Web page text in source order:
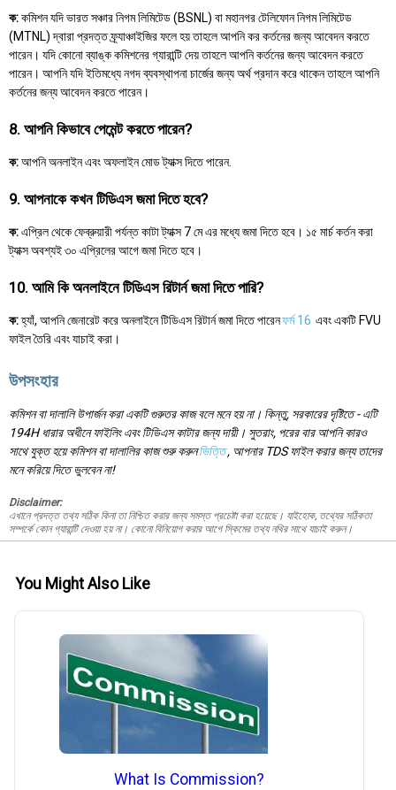
ক:কমিশন যদি ভারত সঞ্চার নিগম লিমিটেড (BSNL) বা মহানগর টেলিফোন নিগম লিমিটেড
(MTNL) দ্বারা প্রদত্ত ফ্র্যাঞ্চাইজির ফলে হয় তাহলে আপনি কর কর্তনের জন্য আবেদন করতে
পারেন। যদি কোনো ব্যাঙ্ক কমিশনের গ্যারান্টি দেয় তাহলে আপনি কর্তনের জন্য আবেদন করতে
পারেন। আপনি যদি ইতিমধ্যে নগদ ব্যবস্থাপনা চার্জের জন্য অর্থ প্রদান করে থাকেন তাহলে আপনি
কর্তনের জন্য আবেদন করতে পারেন।
8. আপনি কিভাবে পেমেন্ট করতে পারেন?
ক:আপনি অনলাইন এবং অফলাইন মোড ট্যাক্স দিতে পারেন.
9. আপনাকে কখন টিডিএস জমা দিতে হবে?
ক:এপ্রিল থেকে ফেব্রুয়ারী পর্যন্ত কাটা ট্যাক্স 7 মে এর মধ্যে জমা দিতে হবে। ১৫ মার্চ কর্তন করা
ট্যাক্স অবশ্যই ৩০ এপ্রিলের আগে জমা দিতে হবে।
10. আমি কি অনলাইনে টিডিএস রিটার্ন জমা দিতে পারি?
ক:হ্যাঁ, আপনি জেনারেট করে অনলাইনে টিডিএস রিটার্ন জমা দিতে পারেনফর্ম 16 এবং একটি FVU
ফাইল তৈরি এবং যাচাই করা।
উপসংহার
কমিশন বা দালালি উপার্জন করা একটি গুরুতর কাজ বলে মনে হয় না। কিন্তু, সরকারের দৃষ্টিতে - এটি
194H ধারার অধীনে ফাইলিং এবং টিডিএস কাটার জন্য দায়ী। সুতরাং, পরের বার আপনি কারও
সাথে যুক্ত হয়ে কমিশন বা দালালির কাজ শুরু করুনভিত্তি, আপনার TDS ফাইল করার জন্য তাদের
মনে করিয়ে দিতে ভুলবেন না!
Disclaimer:
এখানে প্রদত্ত তথ্য সঠিক কিনা তা নিশ্চিত করার জন্য সমস্ত প্রচেষ্টা করা হয়েছে। যাইহোক, তথ্যের সঠিকতা
সম্পর্কে কোন গ্যারান্টি দেওয়া হয় না। কোনো বিনিয়োগ করার আগে স্কিমের তথ্য নথির সাথে যাচাই করুন।
You Might Also Like
What Is Commission?